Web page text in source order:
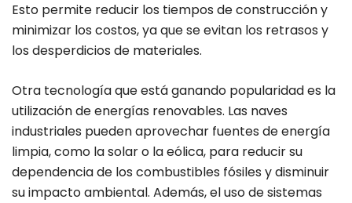
Esto permite reducir los tiempos de construcción y
minimizar los costos, ya que se evitan los retrasos y
los desperdicios de materiales.
Otra tecnología que está ganando popularidad es la
utilización de energías renovables. Las naves
industriales pueden aprovechar fuentes de energía
limpia, como la solar o la eólica, para reducir su
dependencia de los combustibles fósiles y disminuir
su impacto ambiental. Además, el uso de sistemas